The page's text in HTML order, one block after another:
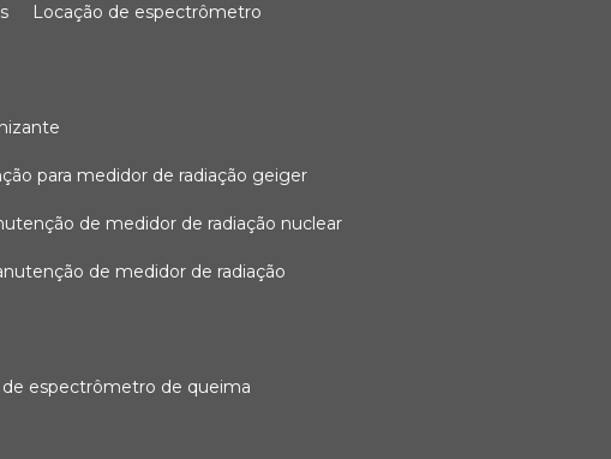
locação de espectrômetro
para medidor de radiação geiger
de medidor de radiação nuclear
de medidor de radiação
de espectrômetro de queima